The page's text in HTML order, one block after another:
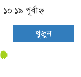
পূর্বাহ্ন
খুজুন